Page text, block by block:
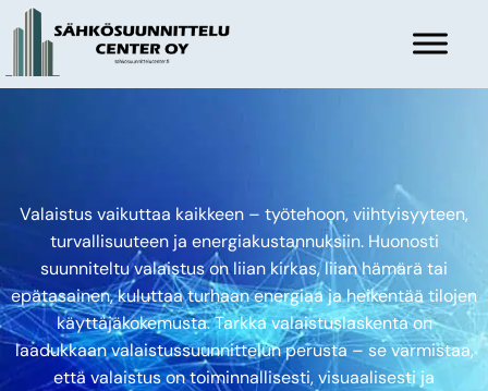
Valaistus vaikuttaa kaikkeen – työtehoon, viihtyisyyteen,
turvallisuuteen ja energiakustannuksiin. Huonosti
suunniteltu valaistus on liian kirkas, liian hämärä tai
epätasainen, kuluttaa turhaan energiaa ja heikentää tilojen
käyttäjäkokemusta. Tarkka valaistuslaskenta on
laadukkaan valaistussuunnittelun perusta – se varmistaa,
että valaistus on toiminnallisesti, visuaalisesti ja